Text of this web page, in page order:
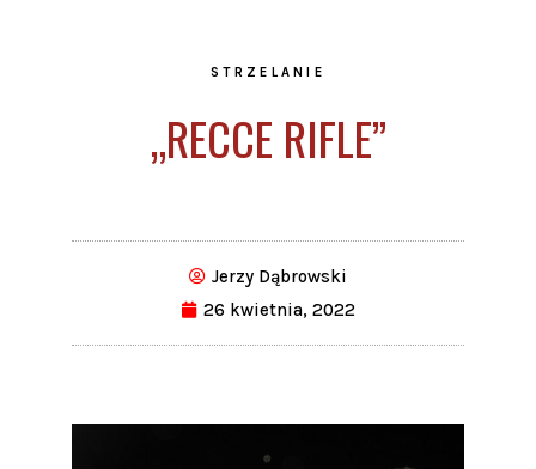
STRZELANIE
„RECCE RIFLE”
Jerzy Dąbrowski
26 kwietnia, 2022